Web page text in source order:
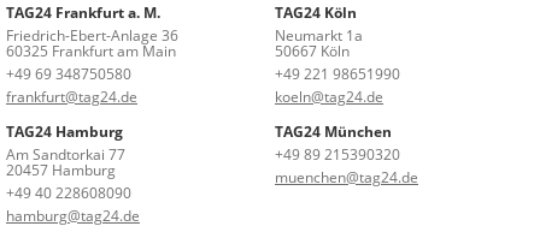
TAG24 Frankfurt a. M.
Friedrich-Ebert-Anlage 36
60325 Frankfurt am Main
+49 69 348750580
frankfurt@tag24.de
TAG24 Köln
Neumarkt 1a
50667 Köln
+49 221 98651990
koeln@tag24.de
TAG24 Hamburg
Am Sandtorkai 77
20457 Hamburg
+49 40 228608090
hamburg@tag24.de
TAG24 München
+49 89 215390320
muenchen@tag24.de